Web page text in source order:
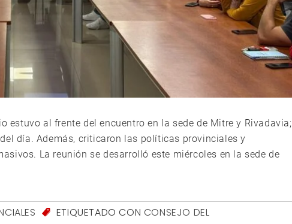
estuvo al frente del encuentro en la sede de Mitre y Rivadavia;
día. Además, criticaron las políticas provinciales y
La reunión se desarrolló este miércoles en la sede de
ETIQUETADO CON CONSEJO DEL